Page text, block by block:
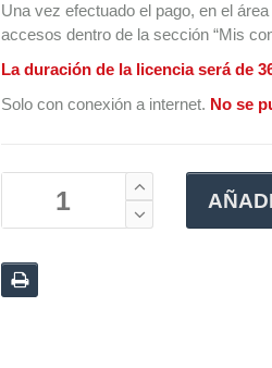
Una vez efectuado el pago, en el
accesos dentro de la sección “Mis
La duración de la licencia será de
Solo con conexión a internet. No se